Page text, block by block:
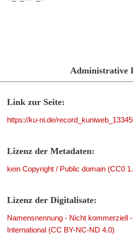
Administrative
Link zur Seite:
https://ku-ni.de/
Lizenz der Metadaten:
kein Copyright / Public domain (CC0
Lizenz der Digitalisate:
Namensnennung - Nicht kommerziell
International (CC BY-NC-ND 4.0)